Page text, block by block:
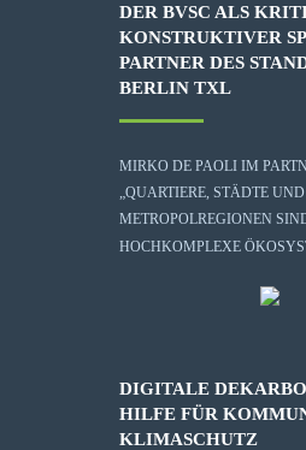
DER BVSC ALS
KONSTRUKTIVER
PARTNER DES
BERLIN TXL
MIRKO DE PAOLI IM
„QUARTIERE, STÄDTE UND
METROPOLREGIONEN
HOCHKOMPLEXE
DIGITALE
HILFE FÜR
KLIMASCHUTZ